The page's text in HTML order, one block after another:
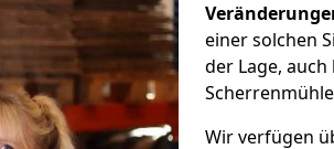
einer solchen
der Lage,
Wir verfügen